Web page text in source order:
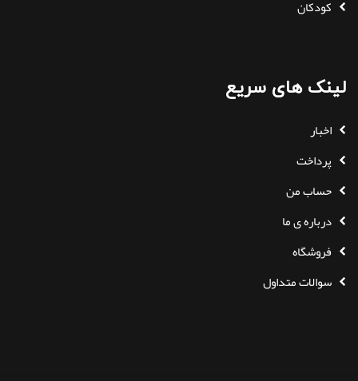
کودکان
لینک های سریع
اخبار
پرداخت
حساب من
درباره ی ما
فروشگاه
سوالات متداول